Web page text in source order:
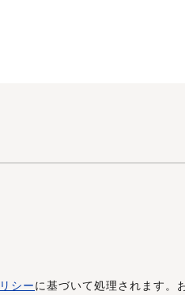
シーに基づいて処理されます。